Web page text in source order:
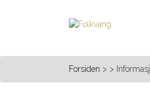
Forsiden > >